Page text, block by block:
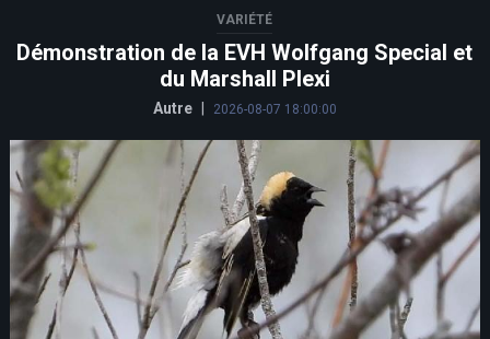
VARIÉTÉ
Démonstration de la EVH Wolfgang Special et
du Marshall Plexi
Autre 2026-08-07 18:00:00